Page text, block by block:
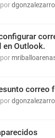
en Outlook.
correo